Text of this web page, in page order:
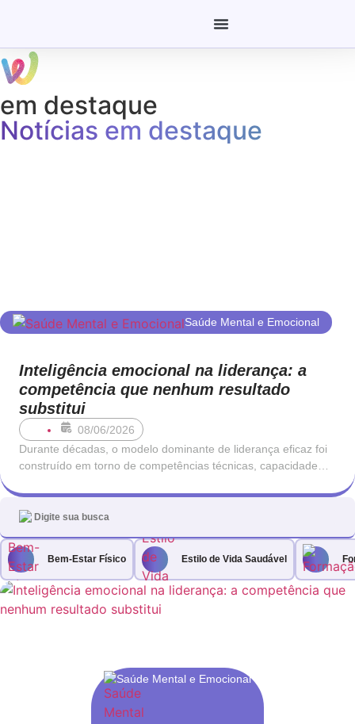
em destaque
Notícias em destaque
Saúde Mental e Emocional
Inteligência emocional na liderança: a
competência que nenhum resultado
substitui
08/06/2026
Durante décadas, o modelo dominante de liderança eficaz foi
construído em torno de competências técnicas, capacidade
antes de mais, alguém que sabia o que estava a fazer: que
conhecia o negócio, que entendia os números e que tomava
Bem-Estar Físico Estilo de Vida Saudável
Saúde Mental e Emocional